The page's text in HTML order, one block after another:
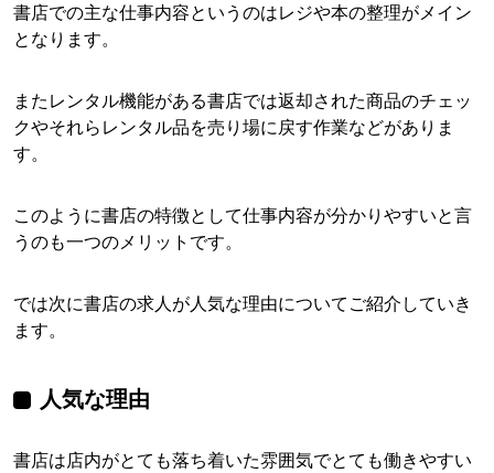
書店での主な仕事内容というのはレジや本の整理がメイン
となります。
またレンタル機能がある書店では返却された商品のチェッ
クやそれらレンタル品を売り場に戻す作業などがありま
す。
このように書店の特徴として仕事内容が分かりやすいと言
うのも一つのメリットです。
では次に書店の求人が人気な理由についてご紹介していき
ます。
人気な理由
書店は店内がとても落ち着いた雰囲気でとても働きやすい